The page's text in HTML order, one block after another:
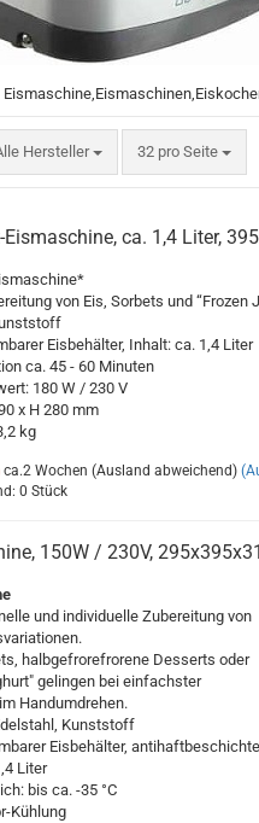
Hersteller 32 pro Seite
pro Seite
ca. 1,4 Liter,
von Eis, Sorbets und “Frozen
Eisbehälter, Inhalt: ca. 1,4 Liter
ca. 45 - 60 Minuten
180 W / 230 V
x H 280 mm
kg
ca.2 Wochen (Ausland abweichend)
0 Stück
150W / 230V,
und individuelle Zubereitung von
halbgefrorefrorene Desserts oder
gelingen bei einfachster
Handumdrehen.
Kunststoff
Eisbehälter,
Liter
bis ca. -35 °C
Kühlung